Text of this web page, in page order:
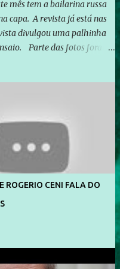
mês tem a bailarina russa
capa. A revista já está nas
divulgou uma palhinha
Parte das fotos foram
primeiras fotos de Lola
ROGERIO CENI FALA DO